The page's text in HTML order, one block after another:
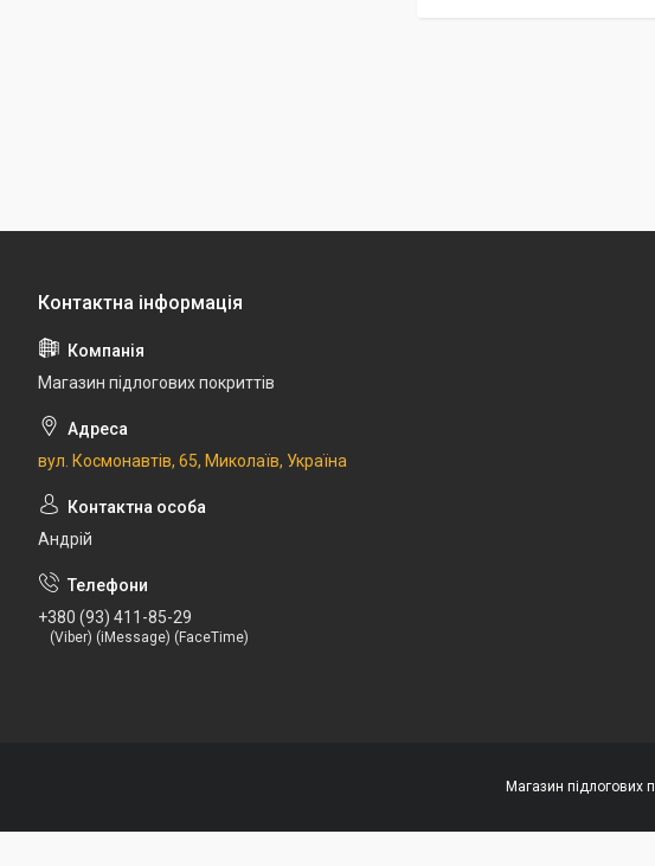
Магазин підлогових покриттів
вул. Космонавтів, 65, Миколаїв, Україна
Андрій
+380 (93) 411-85-29
(Viber) (iMessage) (FaceTime)